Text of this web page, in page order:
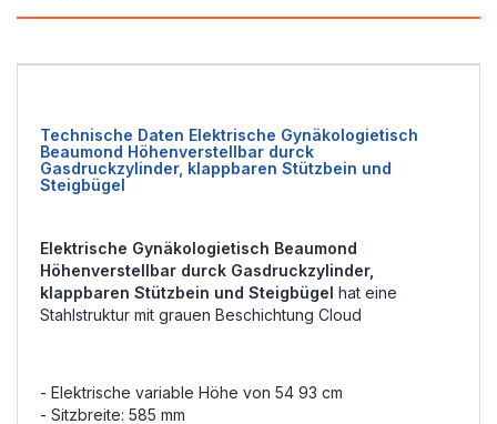
Technische Daten Elektrische Gynäkologietisch
Beaumond Höhenverstellbar durck
Gasdruckzylinder, klappbaren Stützbein und
Steigbügel
Elektrische Gynäkologietisch Beaumond
Höhenverstellbar durck Gasdruckzylinder,
klappbaren Stützbein und Steigbügel hat eine
Stahlstruktur mit grauen Beschichtung Cloud
- Elektrische variable Höhe von 54 93 cm
- Sitzbreite: 585 mm